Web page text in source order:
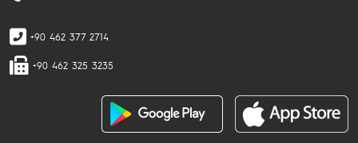
+90 462 377 2714
+90 462 325 3235